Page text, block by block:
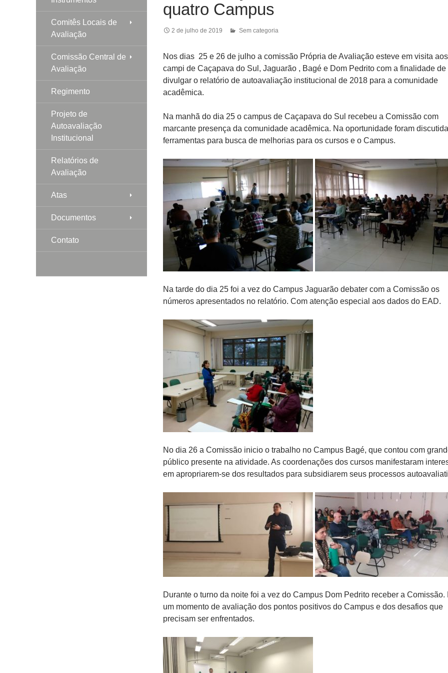
quatro Campus
2 de julho de 2019 Sem categoria
Nos dias 25 e 26 de julho a comissão Própria de Avaliação esteve em visita aos
campi de Caçapava do Sul, Jaguarão , Bagé e Dom Pedrito com a finalidade de
divulgar o relatório de autoavaliação institucional de 2018 para a comunidade
acadêmica.
Na manhã do dia 25 o campus de Caçapava do Sul recebeu a Comissão com
marcante presença da comunidade acadêmica. Na oportunidade foram
ferramentas para busca de melhorias para os cursos e o Campus.
Na tarde do dia 25 foi a vez do Campus Jaguarão debater com a Comissão os
números apresentados no relatório. Com atenção especial aos dados do EAD.
No dia 26 a Comissão inicio o trabalho no Campus Bagé, que contou com
público presente na atividade. As coordenações dos cursos manifestaram
em apropriarem-se dos resultados para subsidiarem seus processos
Durante o turno da noite foi a vez do Campus Dom Pedrito receber a Comissão.
um momento de avaliação dos pontos positivos do Campus e dos desafios que
precisam ser enfrentados.
Comitês Locais de
Avaliação
Comissão Central de
Avaliação
Regimento
Projeto de
Autoavaliação
Institucional
Relatórios de
Avaliação
Atas
Documentos
Contato